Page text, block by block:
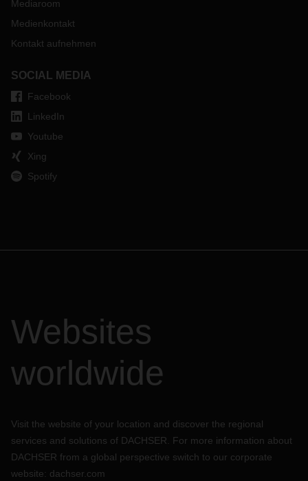
Mediaroom
Medienkontakt
Kontakt aufnehmen
SOCIAL MEDIA
Facebook
LinkedIn
Youtube
Xing
Spotify
Websites
worldwide
Visit the website of your location and discover the regional
services and solutions of DACHSER. For more information about
DACHSER from a global perspective switch to our corporate
website: dachser.com